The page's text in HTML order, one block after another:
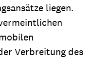
liegen.
Verbreitung des